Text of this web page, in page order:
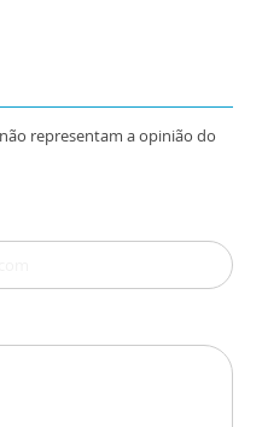
representam a opinião do